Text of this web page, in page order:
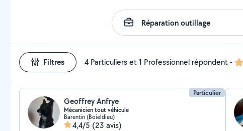
Filtres 4 Particuliers et 1 Professionnel répondent-
Particulier
Geoffrey Anfrye
Mécanicien tout véhicule
Barentin (Boieldieu)
4,4/5 (23 avis)